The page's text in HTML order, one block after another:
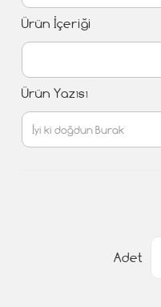
Ürün İçeriği
Ürün Yazısı
Adet